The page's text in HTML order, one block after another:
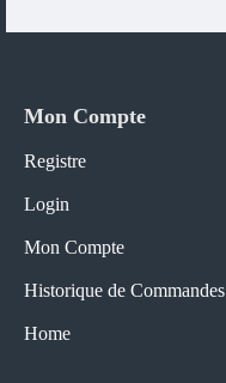
Mon Compte
Registre
Login
Mon Compte
Historique de Commandes
Home